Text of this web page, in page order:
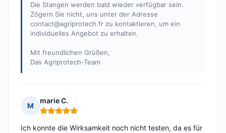
Die Stangen werden bald wieder verfügbar sein.
Zögern Sie nicht, uns unter der Adresse
contact@agriprotech.fr zu kontaktieren, um ein
individuelles Angebot zu erhalten.
Mit freundlichen Grüßen,
Das Agriprotech-Team
M
marie C.
Hinweis: 5 von 5
Ich konnte die Wirksamkeit noch nicht testen, da es für